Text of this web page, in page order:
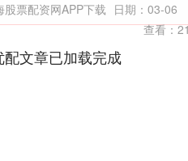
股票配资网APP下载 日期：03-06
查看：
配文章已加载完成